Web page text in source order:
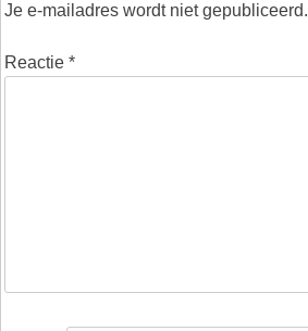
Je e-mailadres wordt niet gepubliceerd.
Reactie *